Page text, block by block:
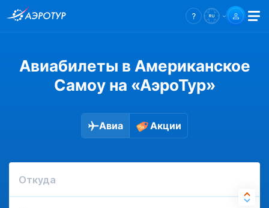
Авиабилеты в Американское
Самоу на «АэроТур»
Авиа Акции
Откуда